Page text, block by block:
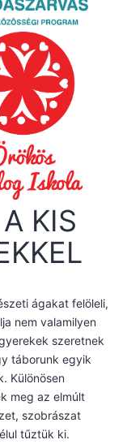
KIS
ágakat felöleli,
nem valamilyen
szeretnek
táborunk egyik
Különösen
meg az elmúlt
szobrászat
tűztük ki.